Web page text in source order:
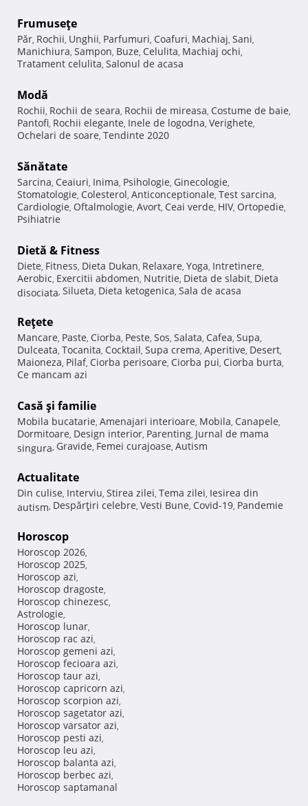
Frumuseţe
Păr, Rochii, Unghii, Parfumuri, Coafuri, Machiaj, Sani,
Manichiura, Sampon, Buze, Celulita, Machiaj ochi,
Tratament celulita, Salonul de acasa
Modă
Rochii, Rochii de seara, Rochii de mireasa, Costume de baie,
Pantofi, Rochii elegante, Inele de logodna, Verighete,
Ochelari de soare, Tendinte 2020
Sănătate
Sarcina, Ceaiuri, Inima, Psihologie, Ginecologie,
Stomatologie, Colesterol, Anticonceptionale, Test sarcina,
Cardiologie, Oftalmologie, Avort, Ceai verde, HIV, Ortopedie,
Psihiatrie
Dietă & Fitness
Diete, Fitness, Dieta Dukan, Relaxare, Yoga, Intretinere,
Aerobic, Exercitii abdomen, Nutritie, Dieta de slabit, Dieta
disociata, Silueta, Dieta ketogenica, Sala de acasa
Reţete
Mancare, Paste, Ciorba, Peste, Sos, Salata, Cafea, Supa,
Dulceata, Tocanita, Cocktail, Supa crema, Aperitive, Desert,
Maioneza, Pilaf, Ciorba perisoare, Ciorba pui, Ciorba burta,
Ce mancam azi
Casă şi familie
Mobila bucatarie, Amenajari interioare, Mobila, Canapele,
Dormitoare, Design interior, Parenting, Jurnal de mama
singura, Gravide, Femei curajoase, Autism
Actualitate
Din culise, Interviu, Stirea zilei, Tema zilei, Iesirea din
autism, Despărţiri celebre, Vesti Bune, Covid-19, Pandemie
Horoscop
Horoscop 2026,
Horoscop 2025,
Horoscop azi,
Horoscop dragoste,
Horoscop chinezesc,
Astrologie,
Horoscop lunar,
Horoscop rac azi,
Horoscop gemeni azi,
Horoscop fecioara azi,
Horoscop taur azi,
Horoscop capricorn azi,
Horoscop scorpion azi,
Horoscop sagetator azi,
Horoscop varsator azi,
Horoscop pesti azi,
Horoscop leu azi,
Horoscop balanta azi,
Horoscop berbec azi,
Horoscop saptamanal